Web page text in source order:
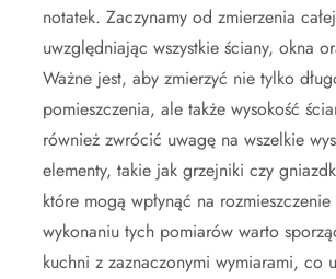
notatek. Zaczynamy od zmierzenia
uwzględniając wszystkie ściany, okna
Ważne jest, aby zmierzyć nie tylko
pomieszczenia, ale także wysokość
również zwrócić uwagę na wszelkie
elementy, takie jak grzejniki czy
które mogą wpłynąć na
wykonaniu tych pomiarów warto
kuchni z zaznaczonymi wymiarami, co